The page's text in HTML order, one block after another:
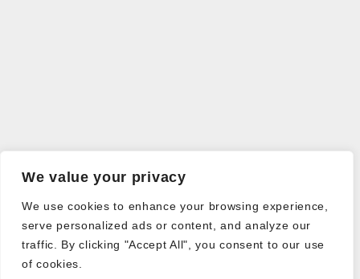
We value your privacy
We use cookies to enhance your browsing experience,
serve personalized ads or content, and analyze our
traffic. By clicking "Accept All", you consent to our use
of cookies.